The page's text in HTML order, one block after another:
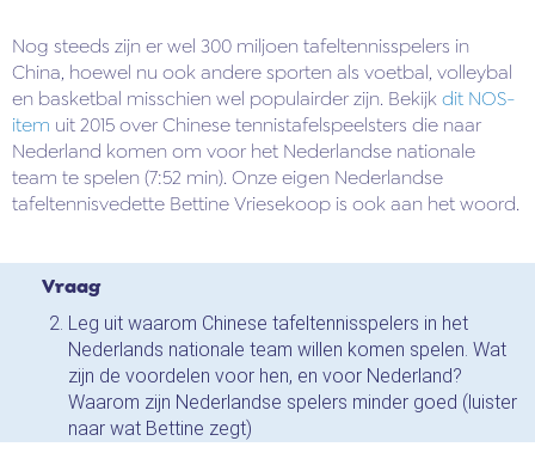
Nog steeds zijn er wel 300 miljoen tafeltennisspelers in
China, hoewel nu ook andere sporten als voetbal, volleybal
en basketbal misschien wel populairder zijn. Bekijkdit NOS-
item uit 2015 over Chinese tennistafelspeelsters die naar
Nederland komen om voor het Nederlandse nationale
team te spelen (7:52 min). Onze eigen Nederlandse
tafeltennisvedette Bettine Vriesekoop is ook aan het woord.
Vraag
Leg uit waarom Chinese tafeltennisspelers in het
Nederlands nationale team willen komen spelen. Wat
zijn de voordelen voor hen, en voor Nederland?
Waarom zijn Nederlandse spelers minder goed (luister
naar wat Bettine zegt)